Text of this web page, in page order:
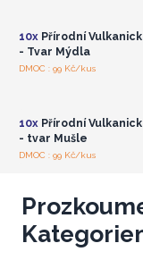
10xPřírodní
- Tvar Mýdla
DMOC : 99 Kč/kus
Přihlaste se nebo
10xPřírodní
- tvar Mušle
DMOC : 99 Kč/kus